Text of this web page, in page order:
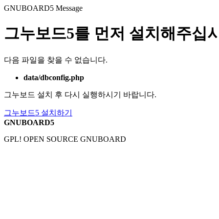
GNUBOARD5 Message
그누보드5를 먼저 설치해주십
다음 파일을 찾을 수 없습니다.
data/dbconfig.php
그누보드 설치 후 다시 실행하시기 바랍니다.
그누보드5 설치하기
GNUBOARD5
GPL! OPEN SOURCE GNUBOARD